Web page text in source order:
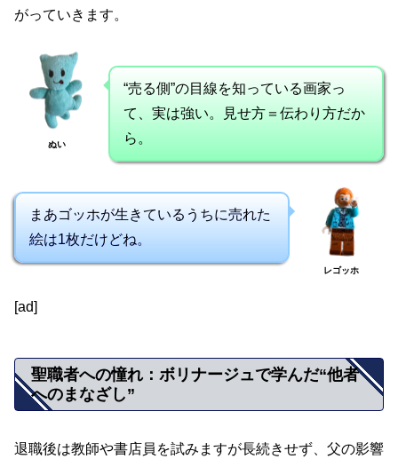
がっていきます。
ぬい
“売る側”の目線を知っている画家っ
て、実は強い。見せ方＝伝わり方だか
ら。
まあゴッホが生きているうちに売れた
絵は1枚だけどね。
レゴッホ
[ad]
聖職者への憧れ：ボリナージュで学んだ“他者
へのまなざし”
退職後は教師や書店員を試みますが長続きせず、父の影響